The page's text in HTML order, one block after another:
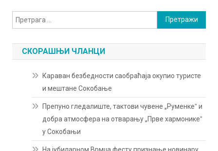
Претрага
за:
СКОРАШЊИ ЧЛАНЦИ
Караван безбедности саобраћаја окупио туристе
и мештане Сокобање
Препуно гледалиште, тактови чувене „Руменкеˮ и
добра атмосфера на отварању „Прве хармоникеˮ
у Сокобањи
На јубиларном Врмџа фесту признање новинару